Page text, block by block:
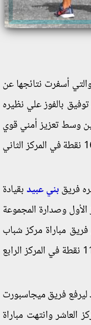
أسفرت نتائجها عن
بالفوز علي نظيره
وسط تعزيز أمني قوي
ليرفع فريق شبان بدواي رصيده إلي 10 نقاط في المركز السابع بينما توقف رصيد فري بلقاس عند 16 نقطة في المركز الثاني
فريقبني عبيدبقيادة
إلي 18 نقطة يحتل بهم المركز الأول وصدارة المجموعة
ليضيف كل منهما نقطة إلي رصيده ترفع رصيد الخيارية إلي 11 نقطة في المركز الرابع
فريق ميجاسبورت
رصيد فريق مياه الدقهلية عند 8 نقاط في المركز العاشر وانتهت مباراة